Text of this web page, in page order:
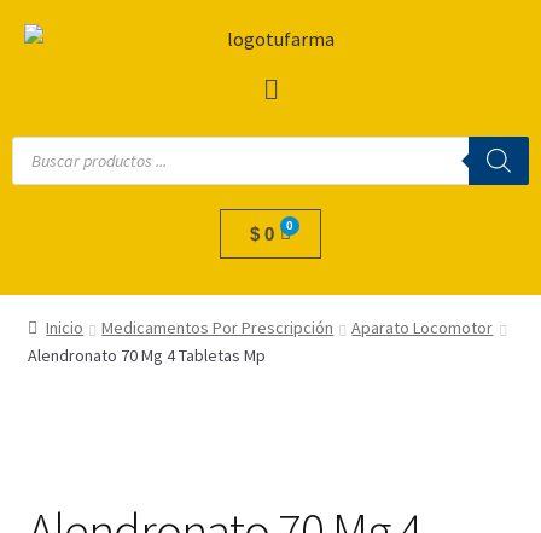
$ 0
Inicio Medicamentos Por Prescripción
Aparato Locomotor
Alendronato 70 Mg 4 Tabletas Mp